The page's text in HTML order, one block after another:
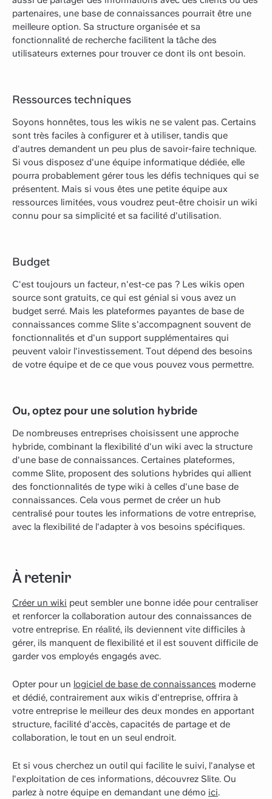
partenaires, une base de connaissances pourrait être une
meilleure option. Sa structure organisée et sa
fonctionnalité de recherche facilitent la tâche des
utilisateurs externes pour trouver ce dont ils ont besoin.
Ressources techniques
Soyons honnêtes, tous les wikis ne se valent pas. Certains
sont très faciles à configurer et à utiliser, tandis que
d'autres demandent un peu plus de savoir-faire technique.
Si vous disposez d'une équipe informatique dédiée, elle
pourra probablement gérer tous les défis techniques qui se
présentent. Mais si vous êtes une petite équipe aux
ressources limitées, vous voudrez peut-être choisir un wiki
connu pour sa simplicité et sa facilité d'utilisation.
Budget
C'est toujours un facteur, n'est-ce pas ? Les wikis open
source sont gratuits, ce qui est génial si vous avez un
budget serré. Mais les plateformes payantes de base de
connaissances comme Slite s'accompagnent souvent de
fonctionnalités et d'un support supplémentaires qui
peuvent valoir l'investissement. Tout dépend des besoins
de votre équipe et de ce que vous pouvez vous permettre.
Ou, optez pour une solution hybride
De nombreuses entreprises choisissent une approche
hybride, combinant la flexibilité d'un wiki avec la structure
d'une base de connaissances. Certaines plateformes,
comme Slite, proposent des solutions hybrides qui allient
des fonctionnalités de type wiki à celles d'une base de
connaissances. Cela vous permet de créer un hub
centralisé pour toutes les informations de votre entreprise,
avec la flexibilité de l'adapter à vos besoins spécifiques.
À retenir
Créer un wiki peut sembler une bonne idée pour centraliser
et renforcer la collaboration autour des connaissances de
votre entreprise. En réalité, ils deviennent vite difficiles à
gérer, ils manquent de flexibilité et il est souvent difficile de
garder vos employés engagés avec.
Opter pour un logiciel de base de connaissances moderne
et dédié, contrairement aux wikis d'entreprise, offrira à
votre entreprise le meilleur des deux mondes en apportant
structure, facilité d'accès, capacités de partage et de
collaboration, le tout en un seul endroit.
Et si vous cherchez un outil qui facilite le suivi, l'analyse et
l'exploitation de ces informations, découvrez Slite. Ou
parlez à notre équipe en demandant une démo ici.